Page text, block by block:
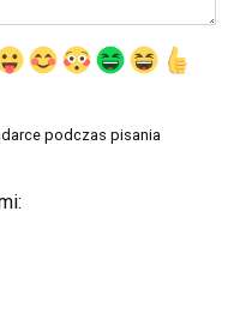
podczas pisania